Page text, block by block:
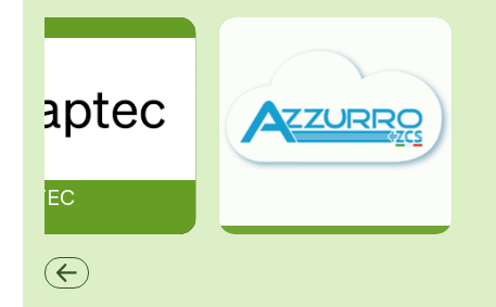
ZCS Azzurro